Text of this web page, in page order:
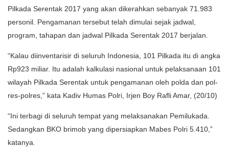
Pilkada Seren­tak 2017 yang akan dikerahkan seba­nyak 71.983
personil. Penga­ma­nan tersebut telah dimulai se­jak jadwal,
program, taha­pan dan jadwal Pilkada Se­rentak 2017 berjalan.
“Kalau diinventarisir di se­luruh Indonesia, 101 Pil­ka­da itu di angka
Rp923 miliar. Itu adalah kalkulasi nasional un­tuk pelaksanaan 101
wila­yah Pil­ka­da Serentak untuk pe­­nga­manan oleh polda dan pol­­
res-polres,” kata Kadiv Hu­­mas Polri, Irjen Boy Rafli Amar, (20/10)
“Ini terbagi di seluruh tempat yang melaksanakan Pemilukada.
Sedangkan BKO brimob yang dipersiapkan Mabes Polri 5.410,”
katanya.